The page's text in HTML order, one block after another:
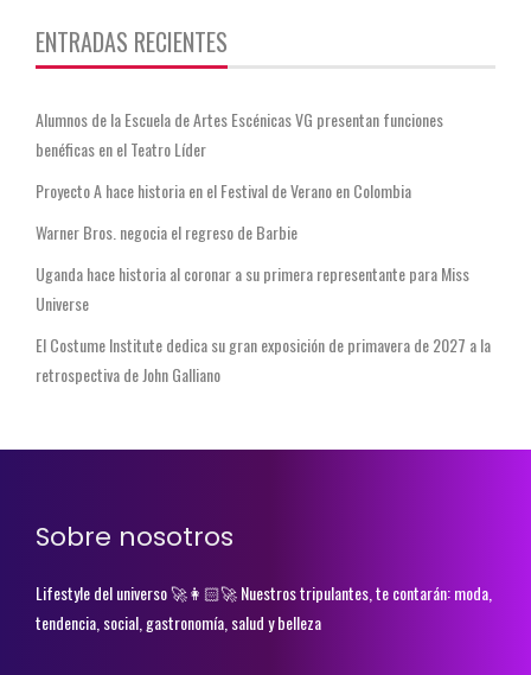
ENTRADAS RECIENTES
Alumnos de la Escuela de Artes Escénicas VG presentan funciones
benéficas en el Teatro Líder
Proyecto A hace historia en el Festival de Verano en Colombia
Warner Bros. negocia el regreso de Barbie
Uganda hace historia al coronar a su primera representante para Miss
Universe
El Costume Institute dedica su gran exposición de primavera de 2027 a la
retrospectiva de John Galliano
Sobre nosotros
Lifestyle del universo 🚀👩🏻‍🚀 Nuestros tripulantes, te contarán: moda,
tendencia, social, gastronomía, salud y belleza